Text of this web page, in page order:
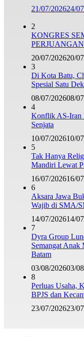
21/07/202624/
2
KONGRES
PERJUANGAN
20/07/202620/
3
Di Kota Batu,
Spesial Satu
08/07/202608/
4
Konflik AS-Iran
Senjata
10/07/202610/
5
Tak Hanya
Mandiri Lewat
16/07/202616/
6
Aksara Jawa
Wajib di SMA/
14/07/202614/
7
Dyra Group
Semangat Anak
Batam
03/08/202603/
8
Perluas Usaha,
BPJS dan
23/07/202623/